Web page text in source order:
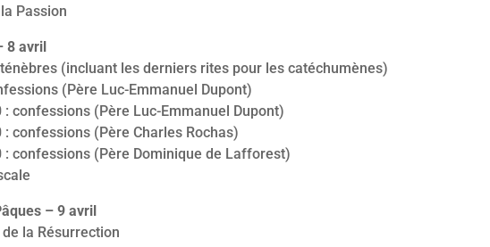
Passion
8 avril
(incluant les derniers rites pour les catéchumènes)
(Père Luc-Emmanuel Dupont)
: confessions (Père Luc-Emmanuel Dupont)
: confessions (Père Charles Rochas)
: confessions (Père Dominique de Lafforest)
– 9 avril
la Résurrection